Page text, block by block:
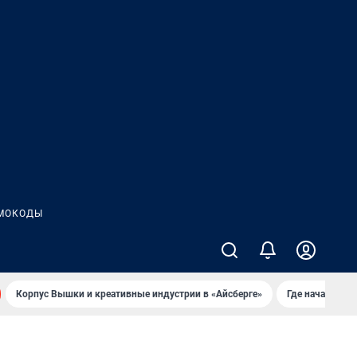
Корпус Вышки и креативные индустрии в «Айсберге» Где начать